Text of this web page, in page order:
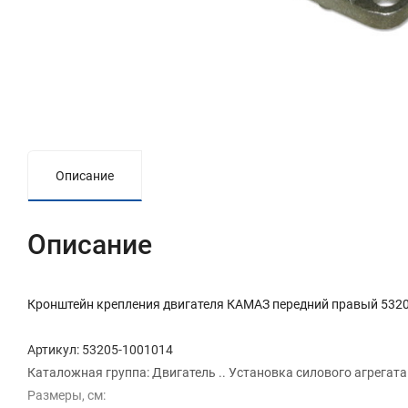
Описание
Описание
Кронштейн крепления двигателя КАМАЗ передний правый
Артикул: 53205-1001014
Каталожная группа: Двигатель .. Установка силового агрегата
Размеры, см: